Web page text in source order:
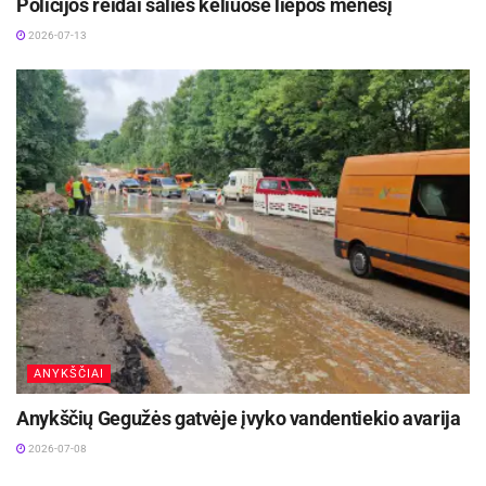
Policijos reidai šalies keliuose liepos mėnesį
2026-07-13
ANYKŠČIAI
Anykščių Gegužės gatvėje įvyko vandentiekio avarija
2026-07-08